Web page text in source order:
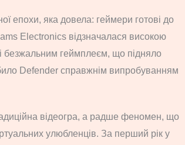
епохи, яка довела: геймери готові до
Electronics відзначалася високою
безжальним геймплеєм, що підняло
Defender справжнім випробуванням
відеогра, а радше феномен, що
улюбленців. За перший рік у